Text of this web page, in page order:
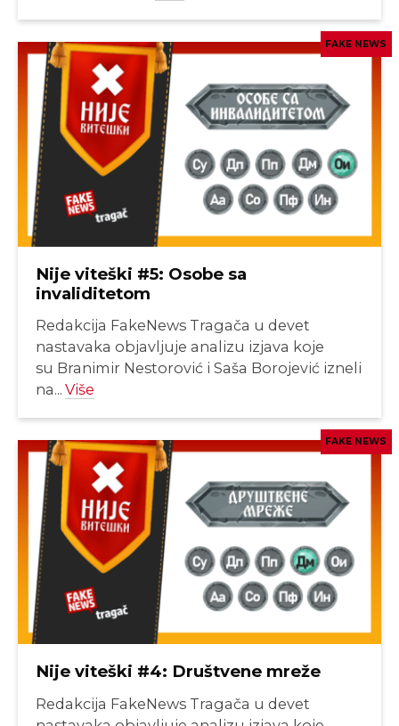
FAKE NEWS
Nije viteški #5: Osobe sa
invaliditetom
Redakcija FakeNews Tragača u devet
nastavaka objavljuje analizu izjava koje
su Branimir Nestorović i Saša Borojević izneli
na... Više
FAKE NEWS
Nije viteški #4: Društvene mreže
Redakcija FakeNews Tragača u devet